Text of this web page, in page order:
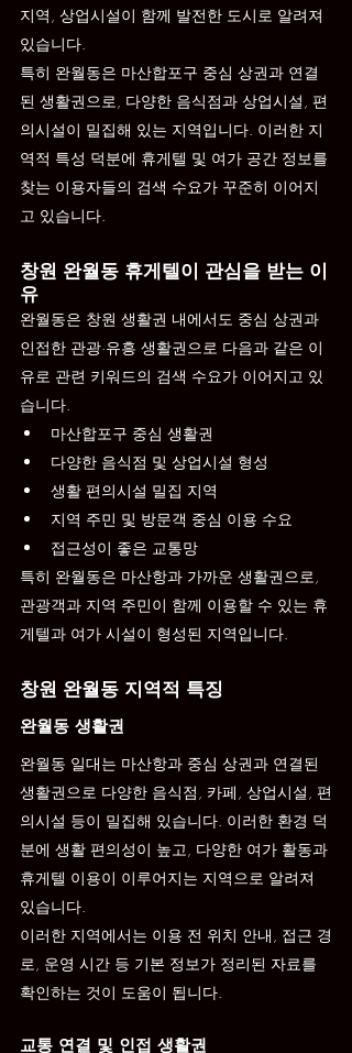
지역, 상업시설이 함께 발전한 도시로 알려져
있습니다.
특히 완월동은 마산합포구 중심 상권과 연결
된 생활권으로, 다양한 음식점과 상업시설, 편
의시설이 밀집해 있는 지역입니다. 이러한 지
역적 특성 덕분에 휴게텔 및 여가 공간 정보를
찾는 이용자들의 검색 수요가 꾸준히 이어지
고 있습니다.
창원 완월동 휴게텔이 관심을 받는 이
유
완월동은 창원 생활권 내에서도 중심 상권과
인접한 관광·유흥 생활권으로 다음과 같은 이
유로 관련 키워드의 검색 수요가 이어지고 있
습니다.
마산합포구 중심 생활권
다양한 음식점 및 상업시설 형성
생활 편의시설 밀집 지역
지역 주민 및 방문객 중심 이용 수요
접근성이 좋은 교통망
특히 완월동은 마산항과 가까운 생활권으로,
관광객과 지역 주민이 함께 이용할 수 있는 휴
게텔과 여가 시설이 형성된 지역입니다.
창원 완월동 지역적 특징
완월동 생활권
완월동 일대는 마산항과 중심 상권과 연결된
생활권으로 다양한 음식점, 카페, 상업시설, 편
의시설 등이 밀집해 있습니다. 이러한 환경 덕
분에 생활 편의성이 높고, 다양한 여가 활동과
휴게텔 이용이 이루어지는 지역으로 알려져
있습니다.
이러한 지역에서는 이용 전 위치 안내, 접근 경
로, 운영 시간 등 기본 정보가 정리된 자료를
확인하는 것이 도움이 됩니다.
교통 연결 및 인접 생활권